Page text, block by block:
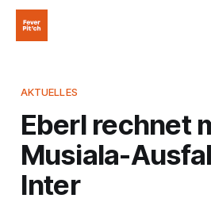
AKTUELLES
Eberl rechnet
Musiala-
Inter